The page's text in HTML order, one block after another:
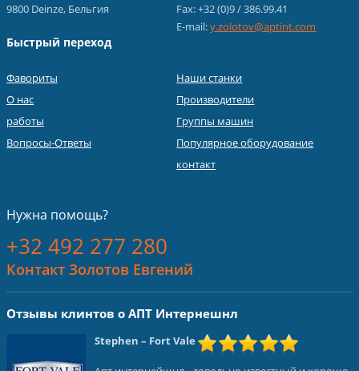
9800 Deinze, Бельгия
Fax: +32 (0)9 / 386.99.41
E-mail:y.zolotov@aptint.com
Быстрый переход
Фавориты
О нас
работы
Вопросы-Ответы
Наши станки
Производители
Группы машин
Популярное оборудование
контакт
Нужна помощь?
+32 492 277 280
Контакт Золотов Евгений
Отзывы клинтов о АПТ Интернешнл
Stephen – Fort Vale